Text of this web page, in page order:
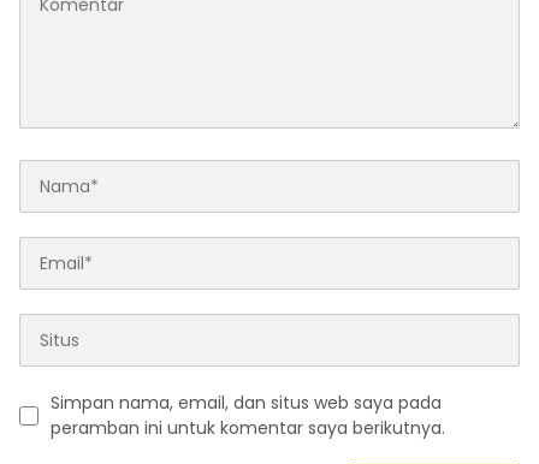
Simpan nama, email, dan situs web saya pada
peramban ini untuk komentar saya berikutnya.